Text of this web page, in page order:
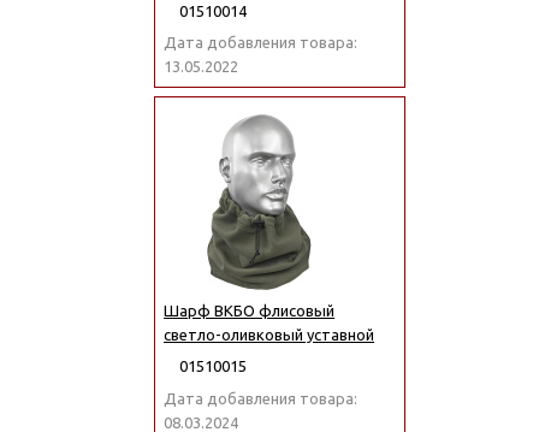
01510014
Дата добавления товара:
13.05.2022
Шарф ВКБО флисовый
светло-оливковый уставной
01510015
Дата добавления товара:
08.03.2024